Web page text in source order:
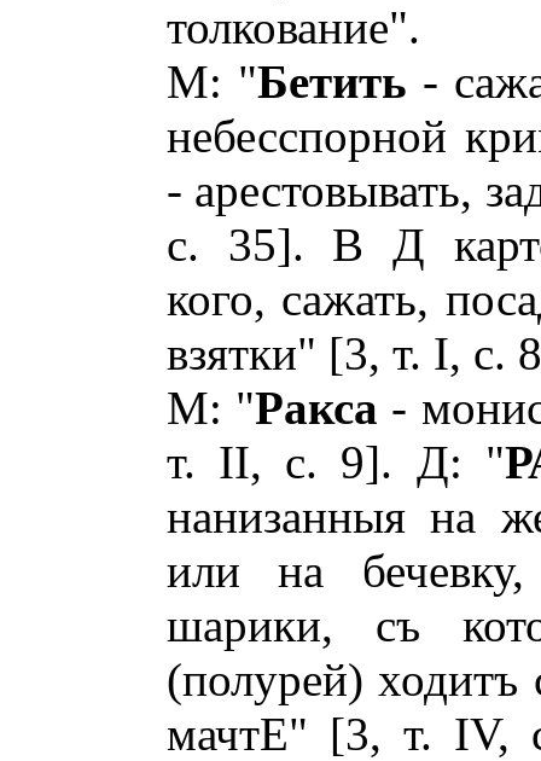
толкование".
М: "Бетить -
небесспорной
- арестовывать,
с. 35]. В Д
кого, сажать,
взятки" [3, т. I, с.
М: "Ракса -
т. II, с. 9]. Д: "
нанизанныя на
или на
шарики, съ
(полурей) ходитъ
мачтЕ" [3, т. IV,